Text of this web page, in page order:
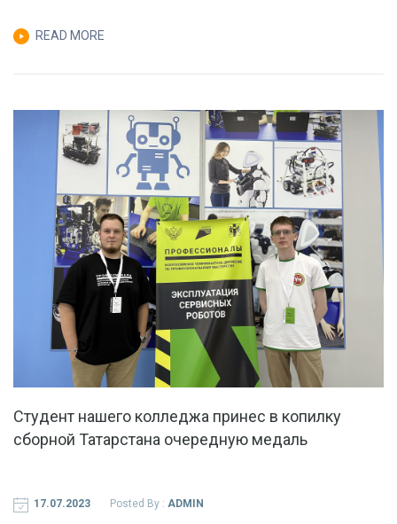
9
КЛАССА).
READ MORE
Студент нашего колледжа принес в копилку
сборной Татарстана очередную медаль
17.07.2023 Posted By : ADMIN